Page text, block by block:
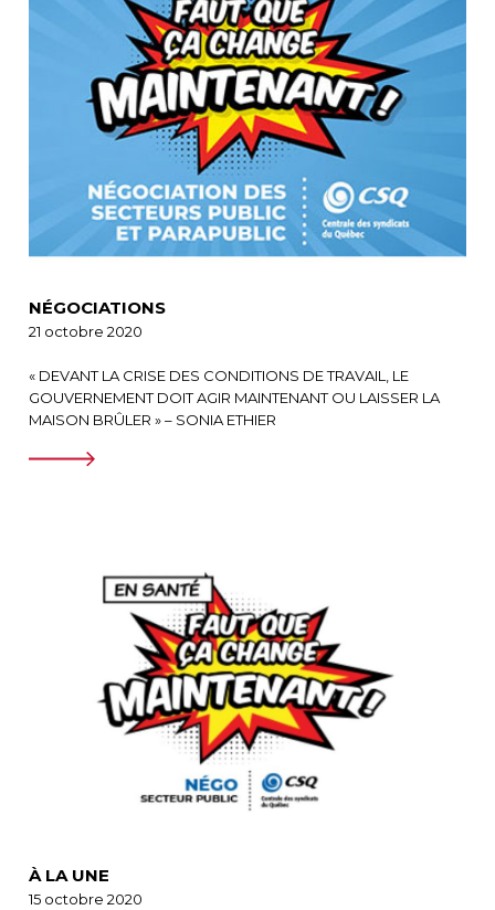
NÉGOCIATIONS
21 octobre 2020
« DEVANT LA CRISE DES CONDITIONS DE TRAVAIL, LE
GOUVERNEMENT DOIT AGIR MAINTENANT OU LAISSER LA
MAISON BRÛLER » – SONIA ETHIER
À LA UNE
15 octobre 2020